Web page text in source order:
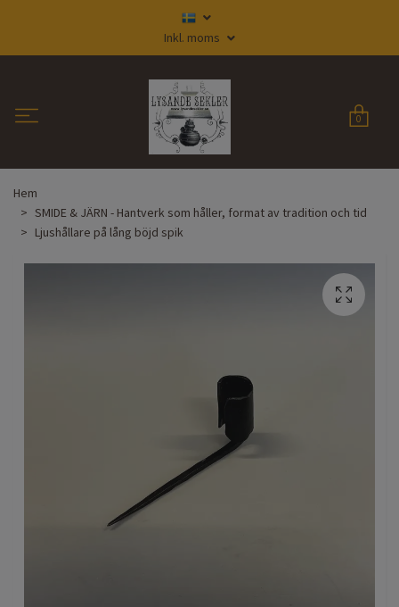
Inkl. moms
0
Hem
SMIDE & JÄRN - Hantverk som håller, format av tradition och tid
Ljushållare på lång böjd spik